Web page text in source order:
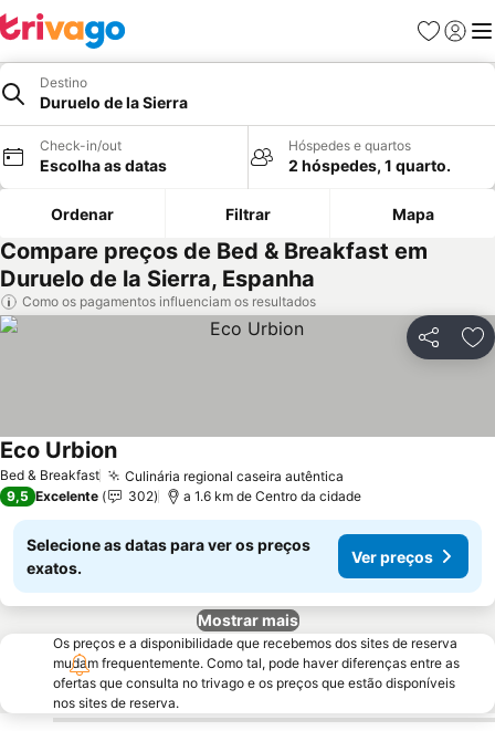
Favoritos
Iniciar
Destino
Duruelo de la Sierra
Check-in/out
Escolha as datas
Hóspedes e quartos
2 hóspedes, 1 quarto.
Ordenar Filtrar Mapa
Compare preços de Bed & Breakfast em
Duruelo de la Sierra, Espanha
Como os pagamentos influenciam os resultados
Partilhar
Bed & Breakfast Culinária regional caseira autêntica
Eco Urbion
9,5 Excelente 302 a 1.6 km de Centro da cidade
Selecione as datas para ver os preços
exatos.
Ver preços
Mostrar mais
Os preços e a disponibilidade que recebemos dos sites de reserva
mudam frequentemente. Como tal, pode haver diferenças entre as
ofertas que consulta no trivago e os preços que estão disponíveis
nos sites de reserva.